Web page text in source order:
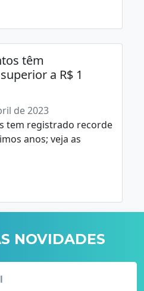
têm
a R$ 1
de 2023
tem registrado recorde
anos; veja as
NOVIDADES